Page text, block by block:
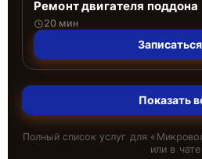
Ремонт двигателя поддона
20 мин
Записаться
Показать
Полный список услуг для «
или в чате